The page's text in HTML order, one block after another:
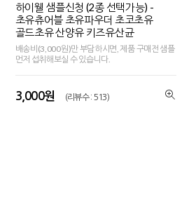
하이웰 샘플신청 (2종 선택가능) -
초유츄어블 초유파우더 초코초유
골드초유 산양유 키즈유산균
배송비(3,000원)만 부담하시면, 제품 구매전 샘플
먼저 섭취해보실 수 있습니다.
3,000원 (리뷰수 : 513)